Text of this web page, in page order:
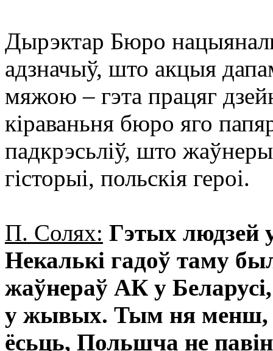
Дырэктар Бюро
адзначыў, што акцыя
мяжою – гэта працяг
кіраваньня бюро яго
падкрэсьліў, што
гісторыі, польскія героі.
П. Солях: Гэтых людзей
Некалькі гадоў таму
жаўнераў АК у
у жывых. Тым ня менш,
ёсьць, Польшча не